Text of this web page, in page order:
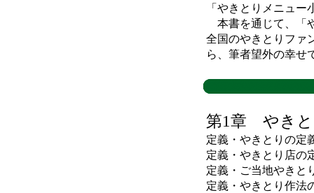
「やきとりメニュ
本書を通じて、「
全国のやきとりファ
ら、筆者望外の幸せ
第1章 やきと
定義・やきとりの定
定義・やきとり店の
定義・ご当地やきと
定義・やきとり作法